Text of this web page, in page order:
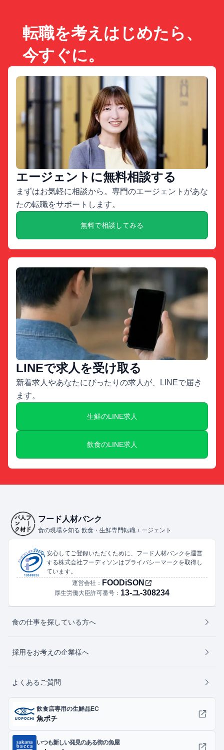
転職を考えはじめたら、
今すぐに。
エージェントに無料相談する
まずはお気軽に相談から。専門のエージェントがあな
たの転職をサポートします。
無料で相談してみる
LINEで求人を受け取る
新着求人やあなたにぴったりの求人が、LINEで届き
ます。
生鮮のLINE求人
飲食のLINE求人
フード人材バンク
食の現場を知る 飲食・生鮮専門転職エージェント
安心してご登録いただくために、フード人材バンクを運営
する株式会社フーディソンはプライバシーマークを取得し
ています。
運営会社： FOODiSON
厚生労働大臣許可番号： 13-ユ-308234
食の仕事を探している方へ
採用をお考えの企業様へ
よくあるご質問
飲食店専用の生鮮品EC
魚ポチ
いつも新しい発見のある街の魚屋